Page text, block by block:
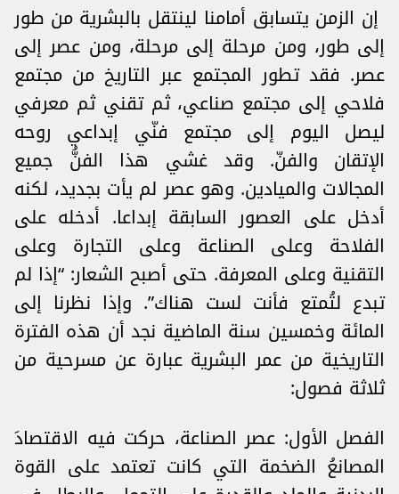
إن الزمن يتسابق أمامنا لينتقل بالبشرية من طور
إلى طور، ومن مرحلة إلى مرحلة، ومن عصر إلى
عصر. فقد تطور المجتمع عبر التاريخ من مجتمع
فلاحي إلى مجتمع صناعي، ثم تقني ثم معرفي
ليصل اليوم إلى مجتمع فنّي إبداعي روحه
الإتقان والفنّ. وقد غشي هذا الفنُّ جميع
المجالات والميادين. وهو عصر لم يأت بجديد، لكنه
أدخل على العصور السابقة إبداعا. أدخله على
الفلاحة وعلى الصناعة وعلى التجارة وعلى
التقنية وعلى المعرفة. حتى أصبح الشعار: “إذا لم
تبدع لتُمتع فأنت لست هناك”. وإذا نظرنا إلى
المائة وخمسين سنة الماضية نجد أن هذه الفترة
التاريخية من عمر البشرية عبارة عن مسرحية من
ثلاثة فصول:
الفصل الأول: عصر الصناعة، حركت فيه الاقتصادَ
المصانعُ الضخمة التي كانت تعتمد على القوة